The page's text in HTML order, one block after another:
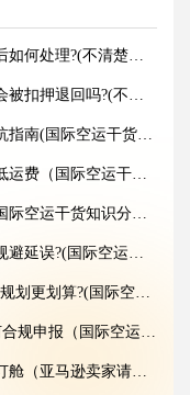
不清楚的外贸人看过来)
不清楚的外贸人看过来)
际空运干货知识分享)
际空运干货知识分享）
运干货知识分享）
际空运干货知识分享)
国际空运干货知识分享)
国际空运干货知识分享）
亚马逊卖家请注意）